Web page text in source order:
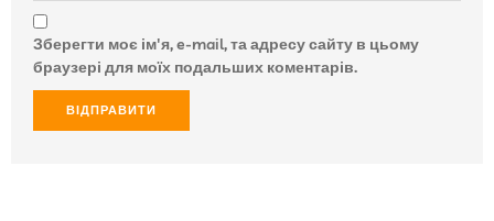
Зберегти моє ім'я, e-mail, та адресу сайту в цьому
браузері для моїх подальших коментарів.